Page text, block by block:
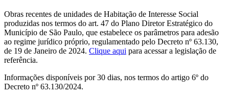
Obras recentes de unidades de Habitação de Interesse Social
produzidas nos termos do art. 47 do Plano Diretor Estratégico do
Município de São Paulo, que estabelece os parâmetros para adesão
ao regime jurídico próprio, regulamentado pelo Decreto nº 63.130,
de 19 de Janeiro de 2024. Clique aqui para acessar a legislação de
referência.
Informações disponíveis por 30 dias, nos termos do artigo 6º do
Decreto nº 63.130/2024.